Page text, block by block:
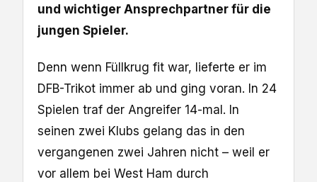
und wichtiger Ansprechpartner für die
jungen Spieler.
Denn wenn Füllkrug fit war, lieferte er im
DFB-Trikot immer ab und ging voran. In 24
Spielen traf der Angreifer 14-mal. In
seinen zwei Klubs gelang das in den
vergangenen zwei Jahren nicht – weil er
vor allem bei West Ham durch